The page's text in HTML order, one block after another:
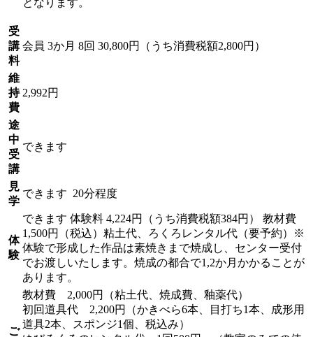
受
講
料
会員 3か月 8回 30,800円（うち消費税額2,800円）
維
持
費
2,992円
途
中
受
講
できます
見
学
できます 20分程度
体
験
できます 体験料 4,224円（うち消費税額384円） 教材費
1,500円（税込）粘土代、ろくろレンタル代（要予約）※
体験で形成した作品は素焼きまで焼成し、センター受付
でお渡しいたします。焼成の都合で1,2か月かかることが
あります。
ご
教材費 2,000円（粘土代、焼成費、釉薬代）
初回道具代 2,200円（かきべら6本、目打ち1本、成形用
道具2本、スポンジ1個、税込み）